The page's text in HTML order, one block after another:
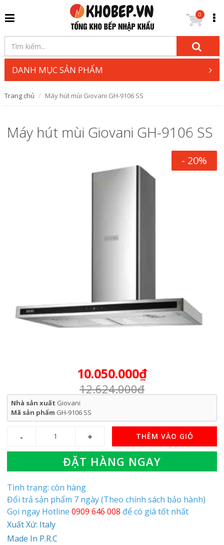
0
DANH MỤC SẢN PHẨM
Trang chủ Máy hút mùi Giovani GH-9106 SS
Máy hút mùi Giovani GH-9106 SS
- 20%
10.050.000₫
12.624.000₫
Nhà sản xuất Giovani
Mã sản phẩm GH-9106 SS
THÊM VÀO GIỎ
ĐẶT HÀNG NGAY
Tình trạng: còn hàng
Đổi trả sản phẩm 7 ngày (Theo chính sách bảo hành)
Gọi ngay Hotline 0909 646 008 để có giá tốt nhất
Xuất Xứ: Italy
Made In P.R.C